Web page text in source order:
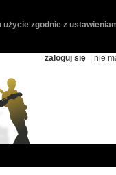
zgodnie z
zaloguj się | nie